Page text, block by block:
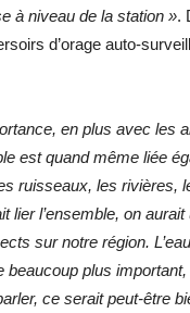
à niveau de la station ».
d’orage auto-
en plus avec les
est quand même liée
ruisseaux, les rivières,
lier l’ensemble, on aurait
sur notre région.
beaucoup plus
ce serait peut-être